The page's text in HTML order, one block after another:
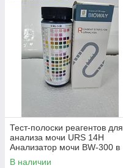
Тест-полоски реагентов для
анализа мочи URS 14Н
Анализатор мочи BW-300 в
подарок
В наличии